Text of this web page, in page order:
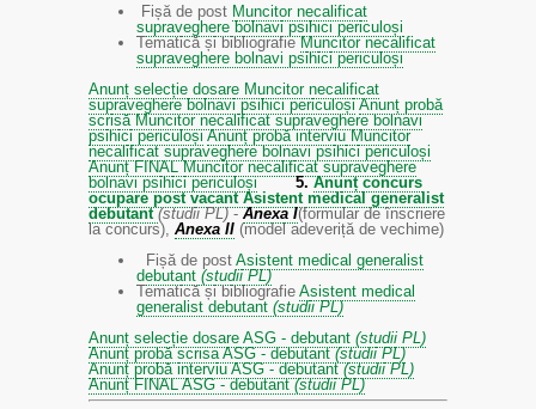
Fișă de post Muncitor necalificat
supraveghere bolnavi psihici periculoși
Tematică și bibliografieMuncitor necalificat
supraveghere bolnavi psihici periculoși
Anunț selecție dosare Muncitor necalificat
supraveghere bolnavi psihici periculoși Anunț probă
scrisă Muncitor necalificat supraveghere bolnavi
psihici periculoși Anunț probă interviu Muncitor
necalificat supraveghere bolnavi psihici periculoși
Anunț FINAL Muncitor necalificat supraveghere
bolnavi psihici periculoși 5.Anunț concurs
ocupare post vacant Asistent medical generalist
debutant(studii PL)-Anexa I(formular de înscriere
la concurs), Anexa II (model adeveriță de vechime)
Fișă de post Asistent medical generalist
debutant (studii PL)
Tematică și bibliografie Asistent medical
generalist debutant (studii PL)
Anunț selecție dosare ASG - debutant (studii PL)
Anunț probă scrisa ASG - debutant(studii PL)
Anunț probă interviu ASG - debutant(studii PL)
Anunț FINAL ASG - debutant(studii PL)